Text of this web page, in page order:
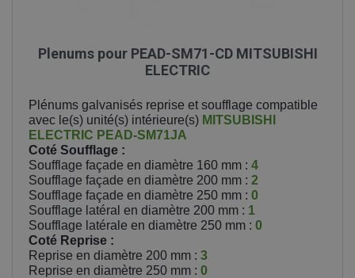
Plenums pour PEAD-SM71-CD MITSUBISHI
ELECTRIC
Plénums galvanisés reprise et soufflage compatible
avec le(s) unité(s) intérieure(s) MITSUBISHI
ELECTRIC PEAD-SM71JA
Coté Soufflage :
Soufflage façade en diamètre 160 mm : 4
Soufflage façade en diamètre 200 mm : 2
Soufflage façade en diamètre 250 mm : 0
Soufflage latéral en diamètre 200 mm : 1
Soufflage latérale en diamètre 250 mm : 0
Coté Reprise :
Reprise en diamètre 200 mm : 3
Reprise en diamètre 250 mm : 0